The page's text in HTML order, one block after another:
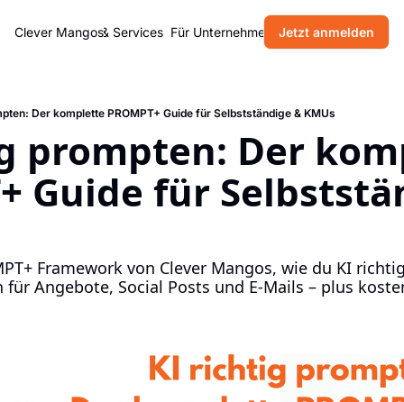
Clever Mangos
Home Produkte & Services Für Unternehmen Blog Über uns
Jetzt anmelden
Der komplette PROMPT+ Guide für Selbstständige & KMUs
prompten: Der
Guide für
Framework von Clever Mangos, wie du KI
Angebote, Social Posts und E-Mails – plus